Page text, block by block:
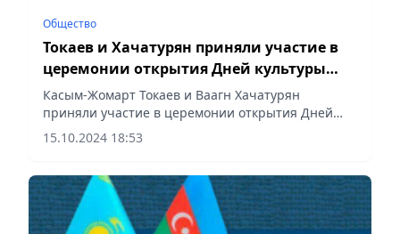
Общество
Токаев и Хачатурян приняли участие в
церемонии открытия Дней культуры
Армении в Казахстане
Касым-Жомарт Токаев и Ваагн Хачатурян
приняли участие в церемонии открытия Дней
культуры Армении в Казахстане, сообщает
Vecher.kz.
15.10.2024 18:53